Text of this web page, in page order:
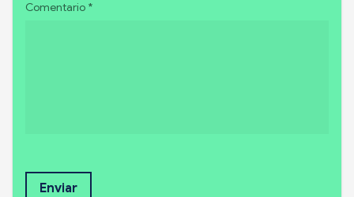
Comentario *
Enviar